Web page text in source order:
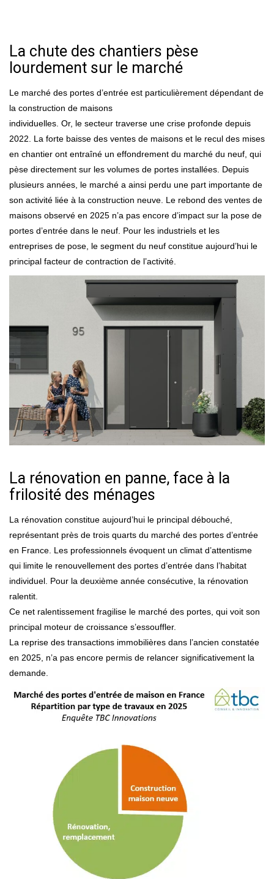
La chute des chantiers pèse
lourdement sur le marché
Le marché des portes d’entrée est particulièrement dépendant de
la construction de maisons
individuelles. Or, le secteur traverse une crise profonde depuis
2022. La forte baisse des ventes de maisons et le recul des mises
en chantier ont entraîné un effondrement du marché du neuf, qui
pèse directement sur les volumes de portes installées. Depuis
plusieurs années, le marché a ainsi perdu une part importante de
son activité liée à la construction neuve. Le rebond des ventes de
maisons observé en 2025 n’a pas encore d’impact sur la pose de
portes d’entrée dans le neuf. Pour les industriels et les
entreprises de pose, le segment du neuf constitue aujourd’hui le
principal facteur de contraction de l’activité.
La rénovation en panne, face à la
frilosité des ménages
La rénovation constitue aujourd’hui le principal débouché,
représentant près de trois quarts du marché des portes d’entrée
en France. Les professionnels évoquent un climat d’attentisme
qui limite le renouvellement des portes d’entrée dans l’habitat
individuel. Pour la deuxième année consécutive, la rénovation
ralentit.
Ce net ralentissement fragilise le marché des portes, qui voit son
principal moteur de croissance s’essouffler.
La reprise des transactions immobilières dans l’ancien constatée
en 2025, n’a pas encore permis de relancer significativement la
demande.